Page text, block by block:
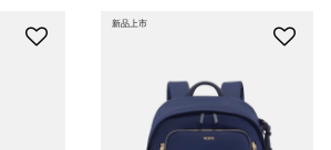
新品上市